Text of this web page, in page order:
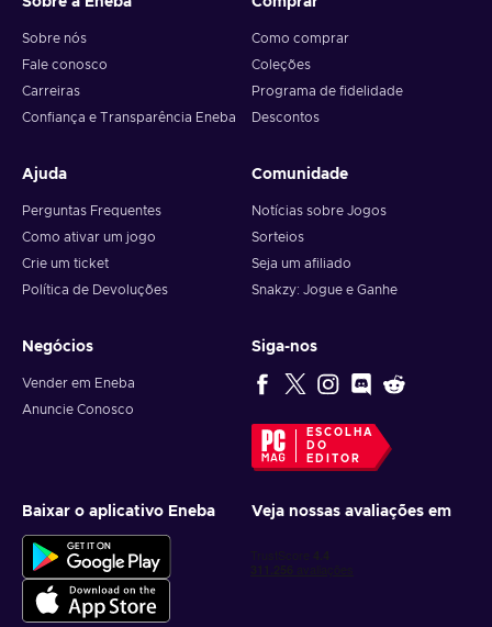
Sobre nós
Fale conosco
Carreiras
Confiança e Transparência Eneba
Como comprar
Coleções
Programa de fidelidade
Descontos
Ajuda
Perguntas Frequentes
Como ativar um jogo
Crie um ticket
Política de Devoluções
Comunidade
Notícias sobre Jogos
Sorteios
Seja um afiliado
Snakzy: Jogue e Ganhe
Negócios
Vender em Eneba
Anuncie Conosco
Siga-nos
ESCOLHA
DO
EDITOR
Baixar o aplicativo Eneba Veja nossas avaliações em